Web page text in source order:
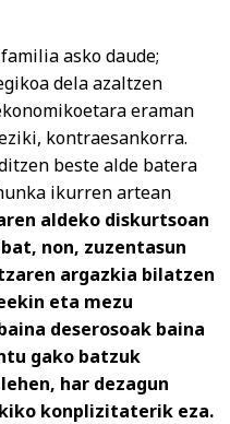
asko daude;
dela azaltzen
eraman
kontraesankorra.
beste alde batera
ikurren artean
aldeko diskurtsoan
non, zuzentasun
argazkia bilatzen
eta mezu
deserosoak baina
gako batzuk
har dezagun
konplizitaterik eza.